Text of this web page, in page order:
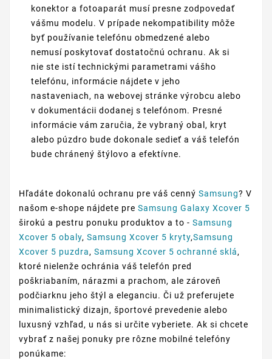
konektor a fotoaparát musí presne zodpovedať
vášmu modelu. V prípade nekompatibility môže
byť používanie telefónu obmedzené alebo
nemusí poskytovať dostatočnú ochranu. Ak si
nie ste istí technickými parametrami vášho
telefónu, informácie nájdete v jeho
nastaveniach, na webovej stránke výrobcu alebo
v dokumentácii dodanej s telefónom. Presné
informácie vám zaručia, že vybraný obal, kryt
alebo púzdro bude dokonale sedieť a váš telefón
bude chránený štýlovo a efektívne.
Hľadáte dokonalú ochranu pre váš cenný Samsung? V
našom e-shope nájdete pre Samsung Galaxy Xcover 5
širokú a pestru ponuku produktov a to - Samsung
Xcover 5 obaly, Samsung Xcover 5 kryty,Samsung
Xcover 5 puzdra, Samsung Xcover 5 ochranné sklá,
ktoré nielenže ochránia váš telefón pred
poškriabaním, nárazmi a prachom, ale zároveň
podčiarknu jeho štýl a eleganciu. Či už preferujete
minimalistický dizajn, športové prevedenie alebo
luxusný vzhľad, u nás si určite vyberiete. Ak si chcete
vybrať z našej ponuky pre rôzne mobilné telefóny
ponúkame: